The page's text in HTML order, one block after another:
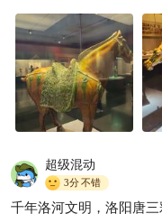
唐文化特色，文化价值
特色更是代表巅峰！
超级混动
3分不错
千年洛河文明，洛阳唐